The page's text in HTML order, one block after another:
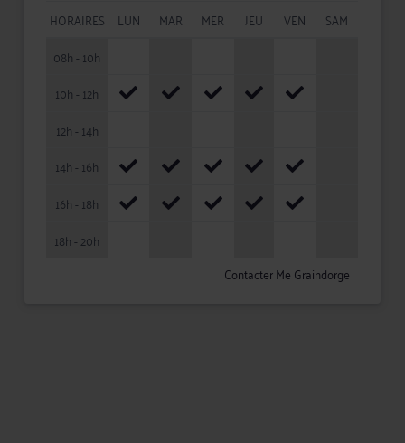
HORAIRES LUN MAR MER JEU VEN
SAM
08h - 10h
10h - 12h
12h - 14h
14h - 16h
16h - 18h
18h - 20h
Contacter Me Graindorge